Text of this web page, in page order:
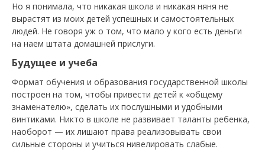
Но я понимала, что никакая школа и никакая няня не
вырастят из моих детей успешных и самостоятельных
людей. Не говоря уж о том, что мало у кого есть деньги
на наем штата домашней прислуги.
Будущее и учеба
Формат обучения и образования государственной школы
построен на том, чтобы привести детей к «общему
знаменателю», сделать их послушными и удобными
винтиками. Никто в школе не развивает таланты ребенка,
наоборот — их лишают права реализовывать свои
сильные стороны и учиться нивелировать слабые.